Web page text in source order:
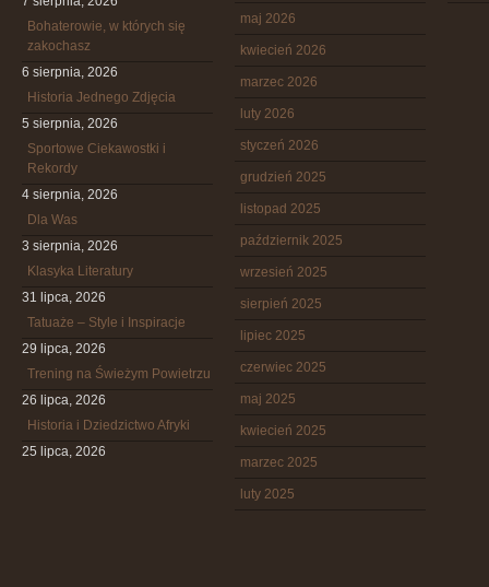
Bohaterowie, w których się
zakochasz
6 sierpnia, 2026
Historia Jednego Zdjęcia
5 sierpnia, 2026
Sportowe Ciekawostki i
Rekordy
4 sierpnia, 2026
Dla Was
3 sierpnia, 2026
Klasyka Literatury
31 lipca, 2026
Tatuaże – Style i Inspiracje
29 lipca, 2026
Trening na Świeżym Powietrzu
26 lipca, 2026
Historia i Dziedzictwo Afryki
25 lipca, 2026
maj 2026
kwiecień 2026
marzec 2026
luty 2026
styczeń 2026
grudzień 2025
listopad 2025
październik 2025
wrzesień 2025
sierpień 2025
lipiec 2025
czerwiec 2025
maj 2025
kwiecień 2025
marzec 2025
luty 2025